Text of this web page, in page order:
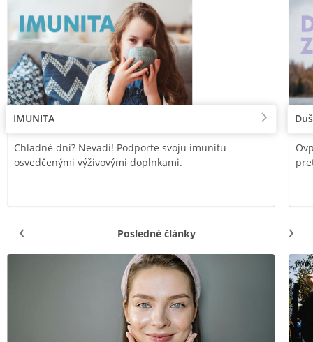
IMUNITA
Chladné dni? Nevadí! Podporte svoju imunitu
osvedčenými výživovými doplnkami.
Posledné články